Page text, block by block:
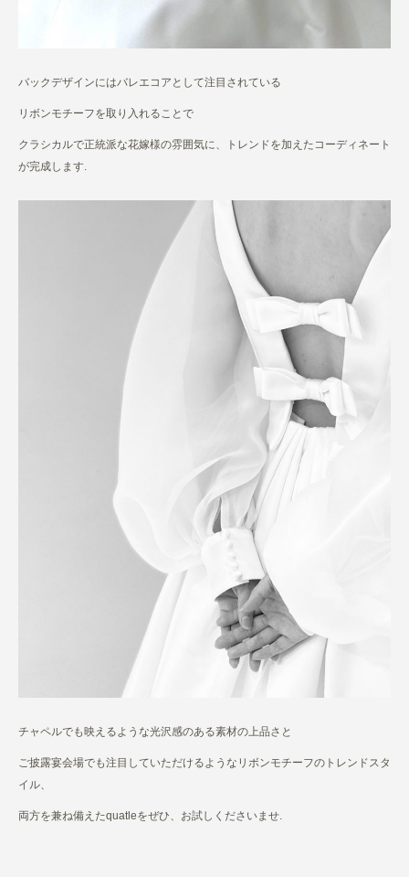
バックデザインにはバレエコアとして注目されている
リボンモチーフを取り入れることで
クラシカルで正統派な花嫁様の雰囲気に、トレンドを加えたコーディネート
が完成します.
チャペルでも映えるような光沢感のある素材の上品さと
ご披露宴会場でも注目していただけるようなリボンモチーフのトレンドスタ
イル、
両方を兼ね備えたquatleをぜひ、お試しくださいませ.